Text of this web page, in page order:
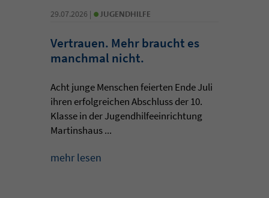
29.07.2026 | • JUGENDHILFE
Vertrauen. Mehr braucht es
manchmal nicht.
Acht junge Menschen feierten Ende Juli
ihren erfolgreichen Abschluss der 10.
Klasse in der Jugendhilfeeinrichtung
Martinshaus ...
mehr lesen